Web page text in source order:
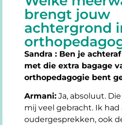
brengt jouw
achtergrond
Sandra : Ben je
met die extra bagage
orthopedagogie bent
Armani: Ja, absoluut.
mij veel gebracht. Ik
oudergesprekken, ook